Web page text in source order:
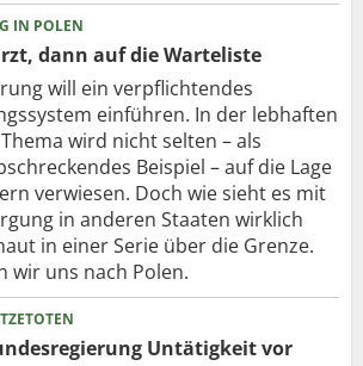
IN POLEN
dann auf die Warteliste
will ein verpflichtendes
einführen. In der lebhaften
wird nicht selten – als
Beispiel – auf die Lage
verwiesen. Doch wie sieht es mit
in anderen Staaten wirklich
in einer Serie über die Grenze.
wir uns nach Polen.
Untätigkeit vor